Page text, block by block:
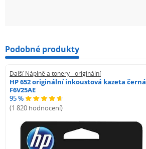
Podobné produkty
Další Náplně a tonery - originální
HP 652 originální inkoustová kazeta černá
F6V25AE
95 %
(1 820 hodnocení)